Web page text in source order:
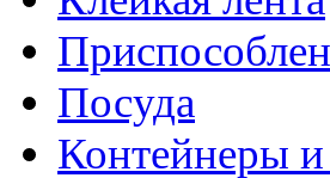
Посуда
Контейнеры